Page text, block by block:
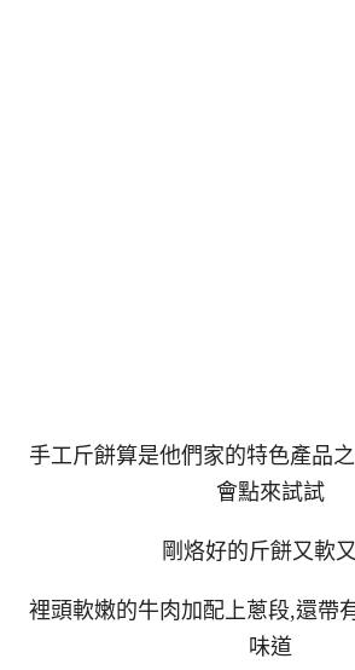
手工斤餅算是他們家的特色產品
會點來試試
剛烙好的斤餅又軟
裡頭軟嫩的牛肉加配上蔥段,還帶
味道